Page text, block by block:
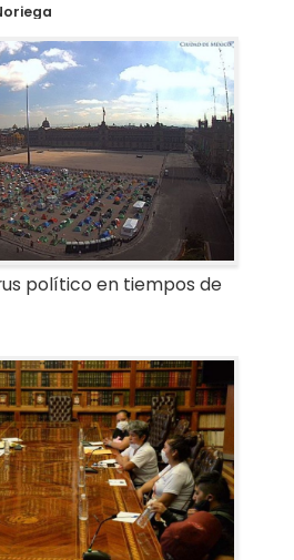
político en tiempos de